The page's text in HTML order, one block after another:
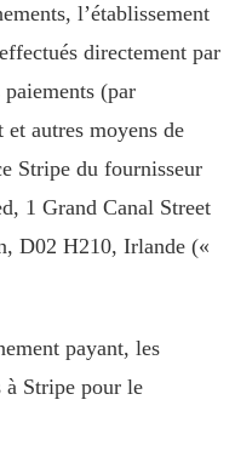
l’établissement
directement par
paiements (par
autres moyens de
Stripe du fournisseur
1 Grand Canal Street
D02 H210, Irlande («
payant, les
à Stripe pour le